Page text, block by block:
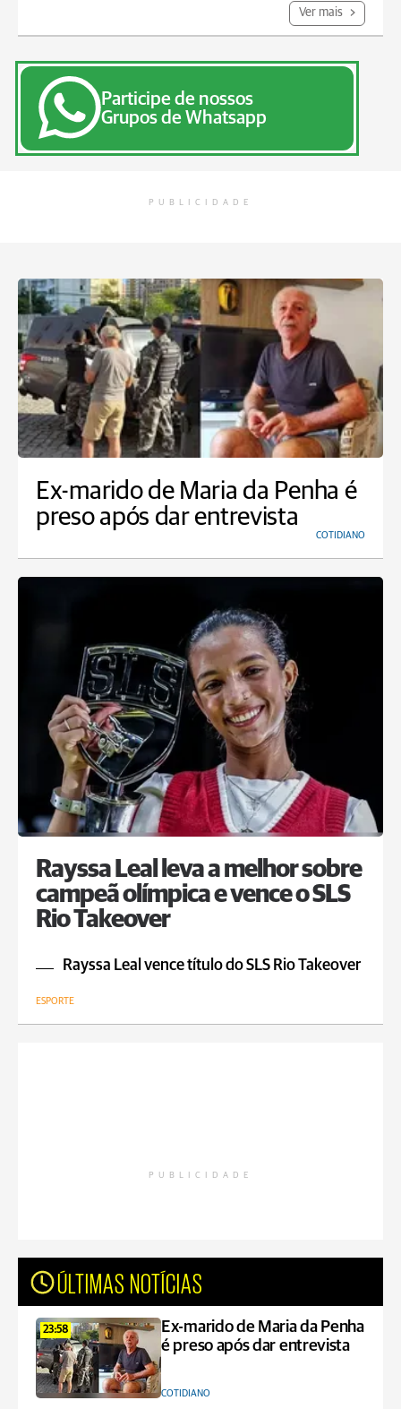
Ver mais
Participe de nossos
Grupos de Whatsapp
PUBLICIDADE
Ex-marido de Maria da Penha é
preso após dar entrevista
COTIDIANO
Rayssa Leal leva a melhor sobre
campeã olímpica e vence o SLS
Rio Takeover
Rayssa Leal vence título do SLS Rio Takeover
ESPORTE
PUBLICIDADE
ÚLTIMAS NOTÍCIAS
23:58
Ex-marido de Maria da Penha
é preso após dar entrevista
COTIDIANO